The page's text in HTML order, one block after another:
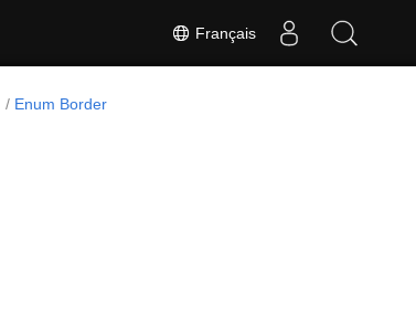
Français
Enum Border